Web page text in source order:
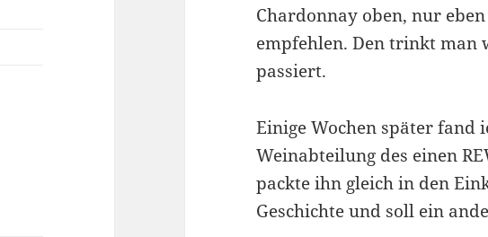
Chardonnay oben, nur
empfehlen. Den trinkt man
passiert.
Einige Wochen später fand
Weinabteilung des einen
packte ihn gleich in den
Geschichte und soll ein